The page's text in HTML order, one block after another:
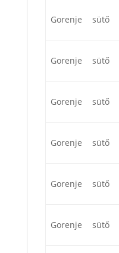
Gorenje sütő
Gorenje sütő
Gorenje sütő
Gorenje sütő
Gorenje sütő
Gorenje sütő